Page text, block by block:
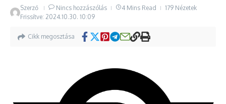
Szerző Nincs hozzászólás 4 Mins Read
179 Nézetek
Frissítve: 2024.10.30. 10:09
Cikk megosztása